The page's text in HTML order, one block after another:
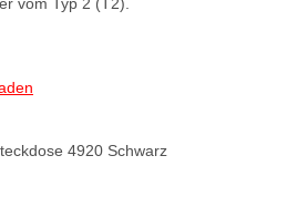
4920 Schwarz